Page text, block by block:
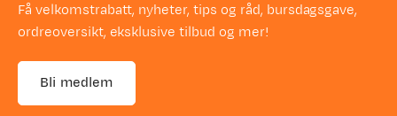
Få velkomstrabatt, nyheter, tips og råd, bursdagsgave,
ordreoversikt, eksklusive tilbud og mer!
Bli medlem